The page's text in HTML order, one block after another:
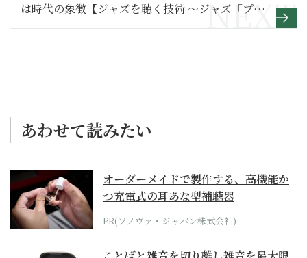
は時代の象徴【ジャズを聴く技術 〜ジャズ「プ
ロ・リスナー」への道144】
あわせて読みたい
オーダーメイドで製作する、高機能か
つ充電式の耳あな型補聴器
PR(ソノヴァ・ジャパン株式会社)